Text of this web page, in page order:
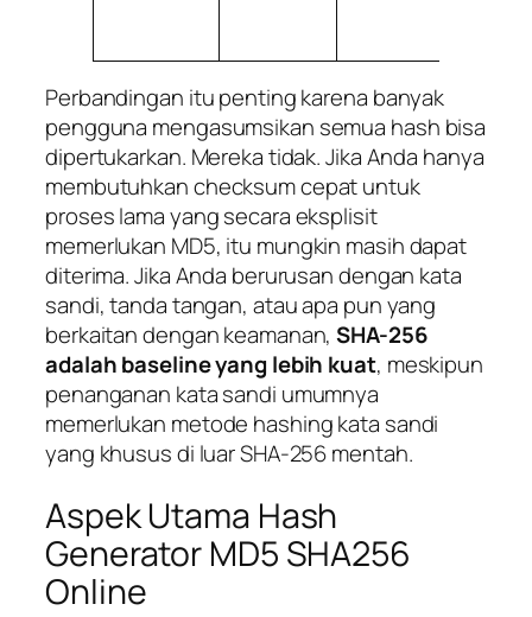
Perbandingan itu penting karena banyak
pengguna mengasumsikan semua hash bisa
dipertukarkan. Mereka tidak. Jika Anda hanya
membutuhkan checksum cepat untuk
proses lama yang secara eksplisit
memerlukan MD5, itu mungkin masih dapat
diterima. Jika Anda berurusan dengan kata
sandi, tanda tangan, atau apa pun yang
berkaitan dengan keamanan,SHA-256
adalah baseline yang lebih kuat, meskipun
penanganan kata sandi umumnya
memerlukan metode hashing kata sandi
yang khusus di luar SHA-256 mentah.
Aspek Utama Hash
Generator MD5 SHA256
Online